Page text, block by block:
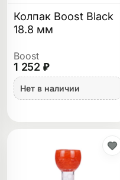
Колпак Boost Black
18.8 мм
Boost
1 252 ₽
Нет в наличии